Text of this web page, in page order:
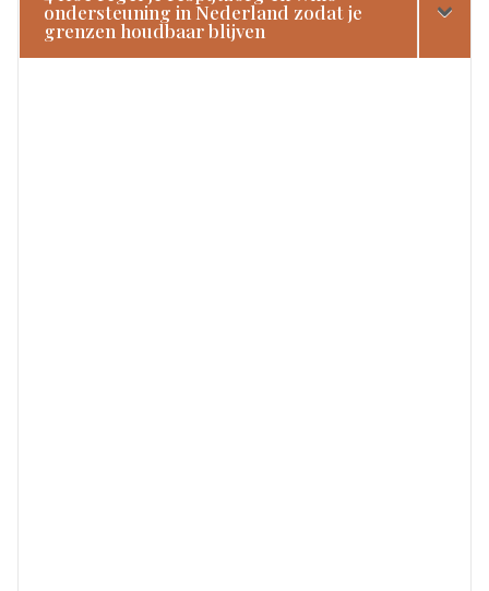
ondersteuning in Nederland zodat je
grenzen houdbaar blijven